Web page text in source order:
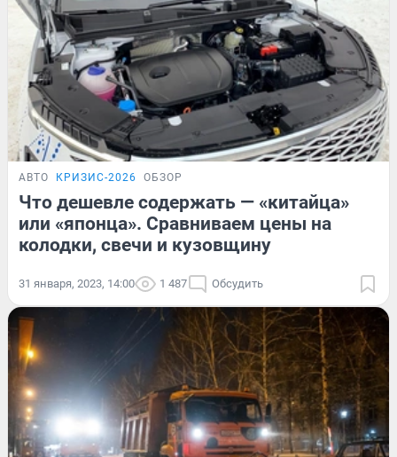
АВТО КРИЗИС-2026 ОБЗОР
Что дешевле содержать — «китайца»
или «японца». Сравниваем цены на
колодки, свечи и кузовщину
31 января, 2023, 14:00 1 487 Обсудить